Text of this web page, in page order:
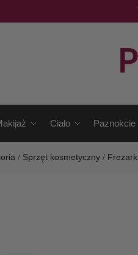
Ciało Paznokcie
/ Sprzęt kosmetyczny / Frezarki